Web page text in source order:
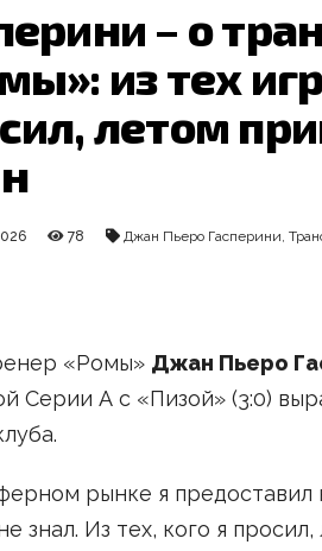
– о
из тех
летом
78 Джан Пьеро Гасперини,
«Ромы» Джан Пьеро
Серии А с «Пизой» (3:0)
рынке я предоставил
знал. Из тех, кого я